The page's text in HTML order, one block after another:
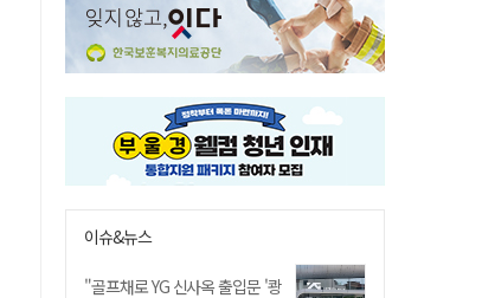
이슈&뉴스
"골프채로 YG 신사옥 출입문 '쾅